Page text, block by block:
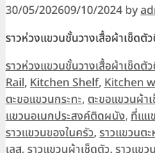
30/05/202609/10/2024 by
ราวห่วงแขวนชั้นวางเสื้อผ้าเช็ดตั
Categories
ราวห่วงแขวนชั้นวางเสื้อผ้าเช็
Rail, Kitchen Shelf, Kitchen
ตะขอแขวนกระทะ, ตะขอแขวนผ้า
แขวนอเนกประสงค์ติดผนัง, ที่แแ
ราวแขวนของในครัว, ราวแขวนต
เลส, ราวแขวนผ้าเช็ดตัว, ราวแขว